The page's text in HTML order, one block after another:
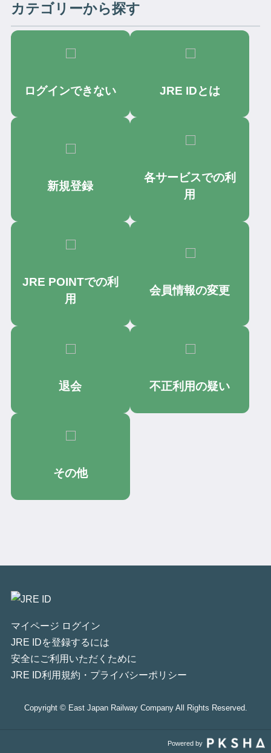
カテゴリーから探す
ログインできない JRE IDとは
新規登録
各サービスでの利
用
JRE POINTでの利
用
会員情報の変更
退会 不正利用の疑い
その他
マイページ ログイン
JRE IDを登録するには
安全にご利用いただくために
JRE ID利用規約・プライバシーポリシー
Copyright © East Japan Railway Company All Rights Reserved.
Powered by